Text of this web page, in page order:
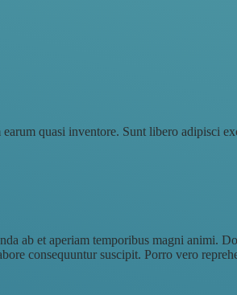
quasi inventore. Sunt libero adipisci
ab et aperiam temporibus magni animi.
consequuntur suscipit. Porro vero